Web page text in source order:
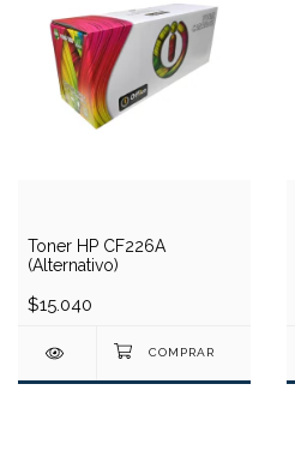
Toner HP CF226A
(Alternativo)
$15.040